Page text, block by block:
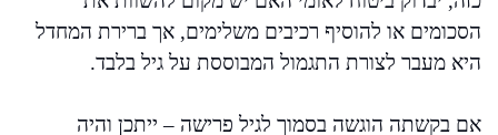
הסכומים או להוסיף רכיבים משלימים, אך ברירת המחדל
היא מעבר לצורת התגמול המבוססת על גיל בלבד.
אם בקשתה הוגשה בסמוך לגיל פרישה – ייתכן והיה